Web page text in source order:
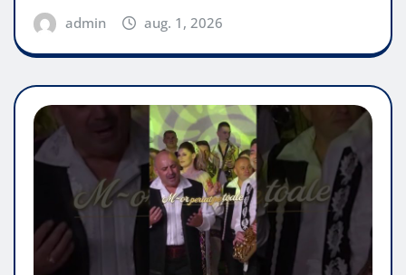
admin aug. 1, 2026